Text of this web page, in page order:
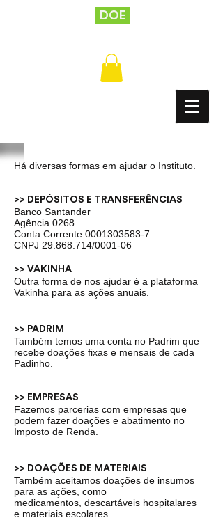
DOE
Há diversas formas em ajudar o Instituto.
>> DEPÓSITOS E TRANSFERÊNCIAS
Banco Santander
Agência 0268
Conta Corrente 0001303583-7
CNPJ 29.868.714/0001-06
>> VAKINHA
Outra forma de nos ajudar é a plataforma
Vakinha para as ações anuais.
>> PADRIM
Também temos uma conta no Padrim que
recebe doações fixas e mensais de cada
Padinho.
>> EMPRESAS
Fazemos parcerias com empresas que
podem fazer doações e abatimento no
Imposto de Renda.
>> DOAÇÕES DE MATERIAIS
Também aceitamos doações de insumos
para as ações, como
medicamentos, descartáveis hospitalares
e materiais escolares.